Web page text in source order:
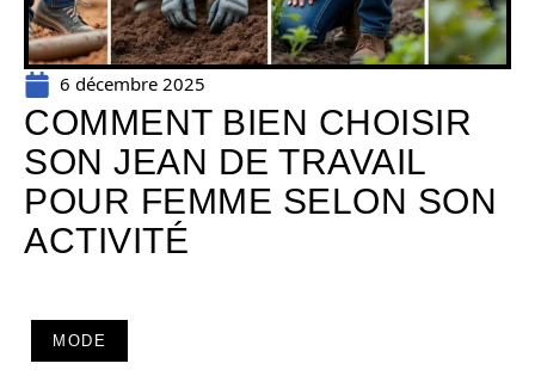
6 décembre 2025
COMMENT BIEN CHOISIR
SON JEAN DE TRAVAIL
POUR FEMME SELON SON
ACTIVITÉ
MODE